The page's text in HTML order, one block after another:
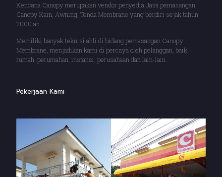
Kencana Canopy merupakan vendor penyedia Jasa pemasangan
Canopy Kain, Awning, Tenda Membrane yang berdiri sejak tahun
2000 an.
Memiliki banyak teknisi ahli di bidang pemasangan Canopy
Membrane, menjadikan kami di percaya oleh pelanggan, baik
rumah, perumahan, instansi, perusahaan dan lain-lain.
Pekerjaan Kami